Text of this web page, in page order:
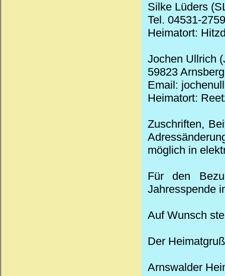
Silke Lüders
Tel. 04531-
Heimatort:
Jochen Ullrich
59823
Email:
Heimatort:
Zuschriften,
möglich in
Für den
Jahresspende
Auf Wunsch
Der
Arnswalder